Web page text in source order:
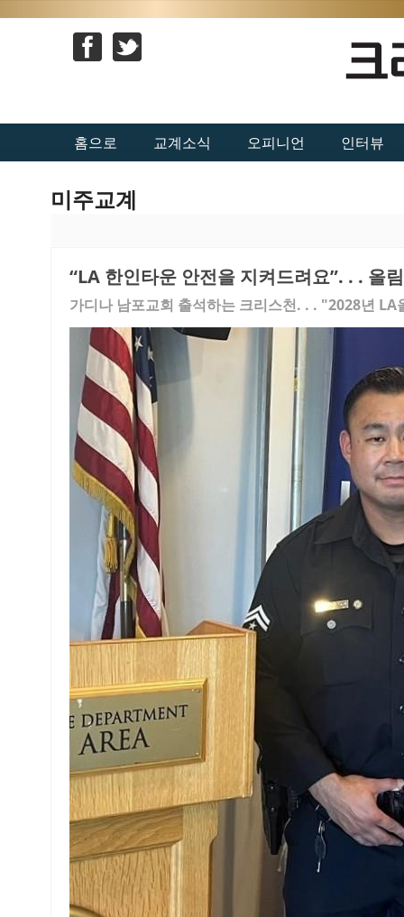
홈으로 교계소식 오피니언 인터뷰
미주교계
“LA 한인타운 안전을 지켜드려요”. . . 올
가디나 남포교회 출석하는 크리스천. . . "2028년